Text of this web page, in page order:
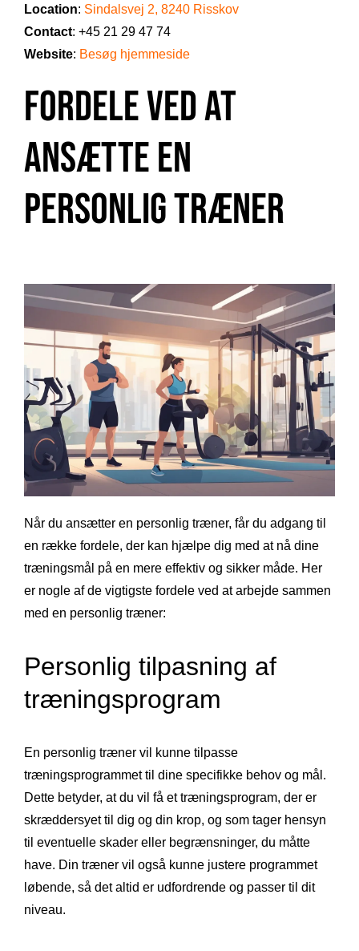
Location: Sindalsvej 2, 8240 Risskov
Contact: +45 21 29 47 74
Website: Besøg hjemmeside
Fordele ved at
ansætte en
personlig træner
Når du ansætter en personlig træner, får du adgang til
en række fordele, der kan hjælpe dig med at nå dine
træningsmål på en mere effektiv og sikker måde. Her
er nogle af de vigtigste fordele ved at arbejde sammen
med en personlig træner:
Personlig tilpasning af
træningsprogram
En personlig træner vil kunne tilpasse
træningsprogrammet til dine specifikke behov og mål.
Dette betyder, at du vil få et træningsprogram, der er
skræddersyet til dig og din krop, og som tager hensyn
til eventuelle skader eller begrænsninger, du måtte
have. Din træner vil også kunne justere programmet
løbende, så det altid er udfordrende og passer til dit
niveau.